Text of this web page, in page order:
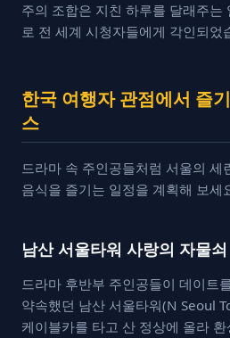
주의 조합은 지친 하루를 달래주는
로 전 세계 시청자들에게 각인되었
한국 여행자 관점에서 즐
스
드라마 속 주인공들처럼 서울의 세
음식을 즐기는 일정을 계획해 보세
남산 서울타워 사랑의 자물쇠
드라마 후반부 주인공들이 데이트
약속했던 남산 서울타워(N Seoul
케이블카를 타고 산 정상에 올라